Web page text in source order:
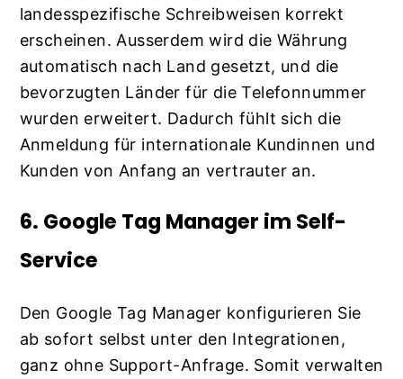
landesspezifische Schreibweisen korrekt
erscheinen. Ausserdem wird die Währung
automatisch nach Land gesetzt, und die
bevorzugten Länder für die Telefonnummer
wurden erweitert. Dadurch fühlt sich die
Anmeldung für internationale Kundinnen und
Kunden von Anfang an vertrauter an.
6. Google Tag Manager im Self-
Service
Den Google Tag Manager konfigurieren Sie
ab sofort selbst unter den Integrationen,
ganz ohne Support-Anfrage. Somit verwalten